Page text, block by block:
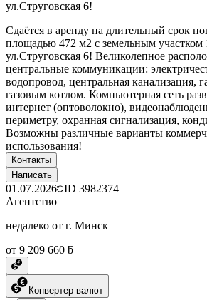
ул.Струговская 6!
Сдаётся в аренду на длительный срок
площадью 472 м2 с земельным участком
ул.Струговская 6! Великолепное
центральные коммуникации:
водопровод, центральная канализация,
газовым котлом. Компьютерная сеть
интернет (оптоволокно),
периметру, охранная сигнализация,
Возможны различные варианты
использования!
Контакты
Написать
01.07.2026 ID 3982374
Агентство
недалеко от г. Минск
от 9 209 660 ƃ
Конвертер валют